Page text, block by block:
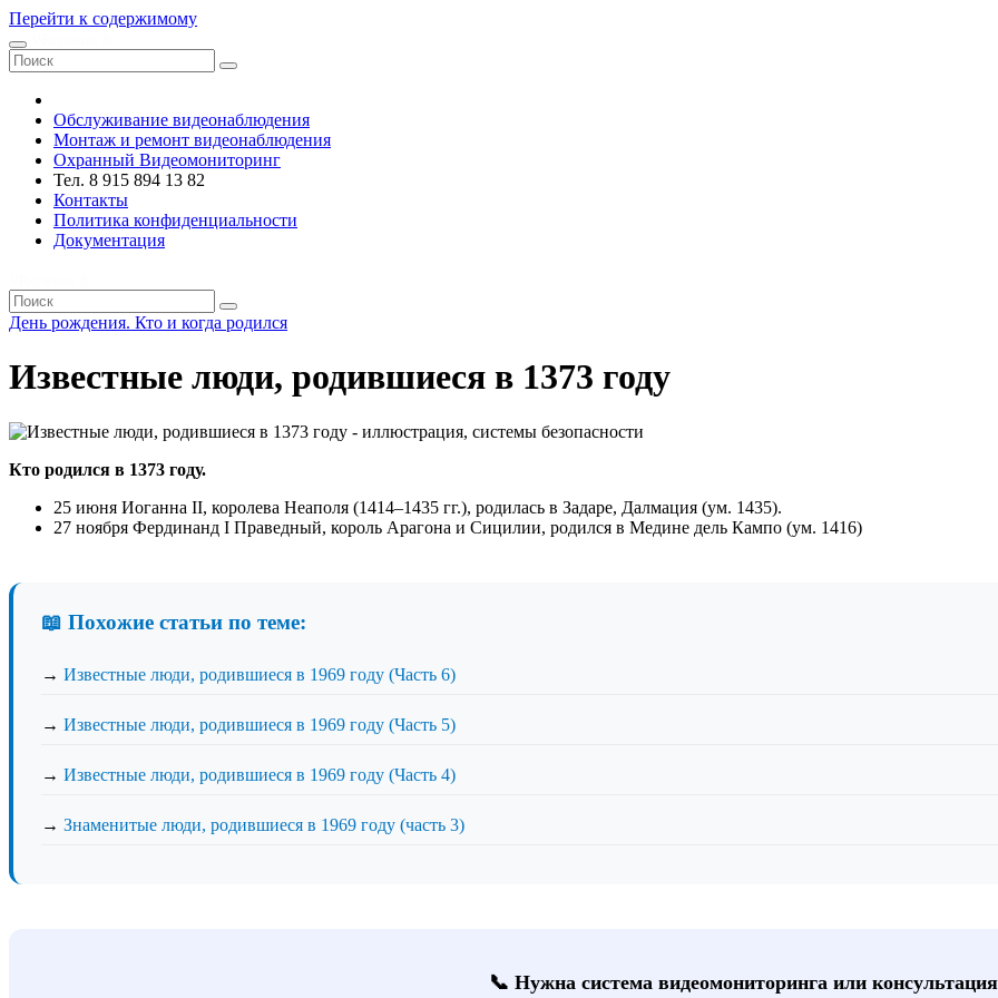
Перейти к содержимому
Обслуживание видеонаблюдения
Монтаж и ремонт видеонаблюдения
Охранный Видеомониторинг
Тел. 8 915 894 13 82
Контакты
Политика конфиденциальности
Документация
День рождения. Кто и когда родился
Известные люди, родившиеся в 1373 году
Кто родился в 1373 году.
25 июня Иоганна II, королева Неаполя (1414–1435 гг.), родилась в Задаре, Далмация (ум. 1435).
27 ноября Фердинанд I Праведный, король Арагона и Сицилии, родился в Медине дель Кампо (ум. 1416)
📖 Похожие статьи по теме:
→ Известные люди, родившиеся в 1969 году (Часть 6)
→ Известные люди, родившиеся в 1969 году (Часть 5)
→ Известные люди, родившиеся в 1969 году (Часть 4)
→ Знаменитые люди, родившиеся в 1969 году (часть 3)
📞 Нужна система видеомониторинга или